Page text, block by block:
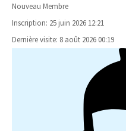
Nouveau Membre
Inscription: 25 juin 2026 12:21
Dernière visite: 8 août 2026 00:19